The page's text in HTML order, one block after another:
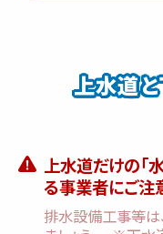
上水道
上水道だけの「
る事業者にご注
排水設備工事等は